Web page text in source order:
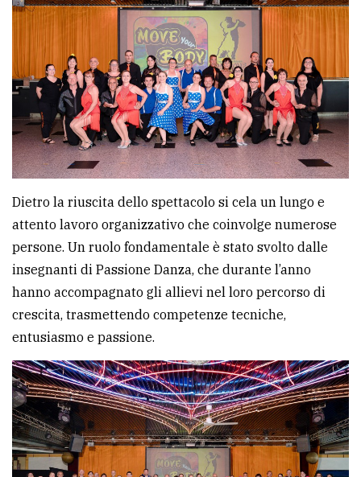
Dietro la riuscita dello spettacolo si cela un lungo e
attento lavoro organizzativo che coinvolge numerose
persone. Un ruolo fondamentale è stato svolto dalle
insegnanti di Passione Danza, che durante l’anno
hanno accompagnato gli allievi nel loro percorso di
crescita, trasmettendo competenze tecniche,
entusiasmo e passione.